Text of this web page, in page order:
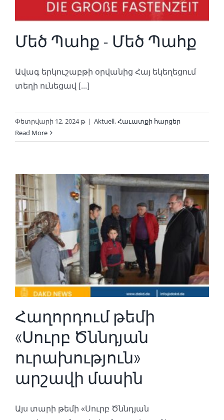
Մեծ Պահք - Մեծ Պահք
Ավագ երկուշաբթի օրվանից Հայ եկեղեցում
տեղի ունեցավ [...]
Փետրվարի 12, 2024 թ | Aktuell,Հաւատքի հարցեր
Read More
Հաղորդում թեմի
«Սուրբ Ծննդյան
ուրախություն»
արշավի մասին
Այս տարի թեմի «Սուրբ Ծննդյան